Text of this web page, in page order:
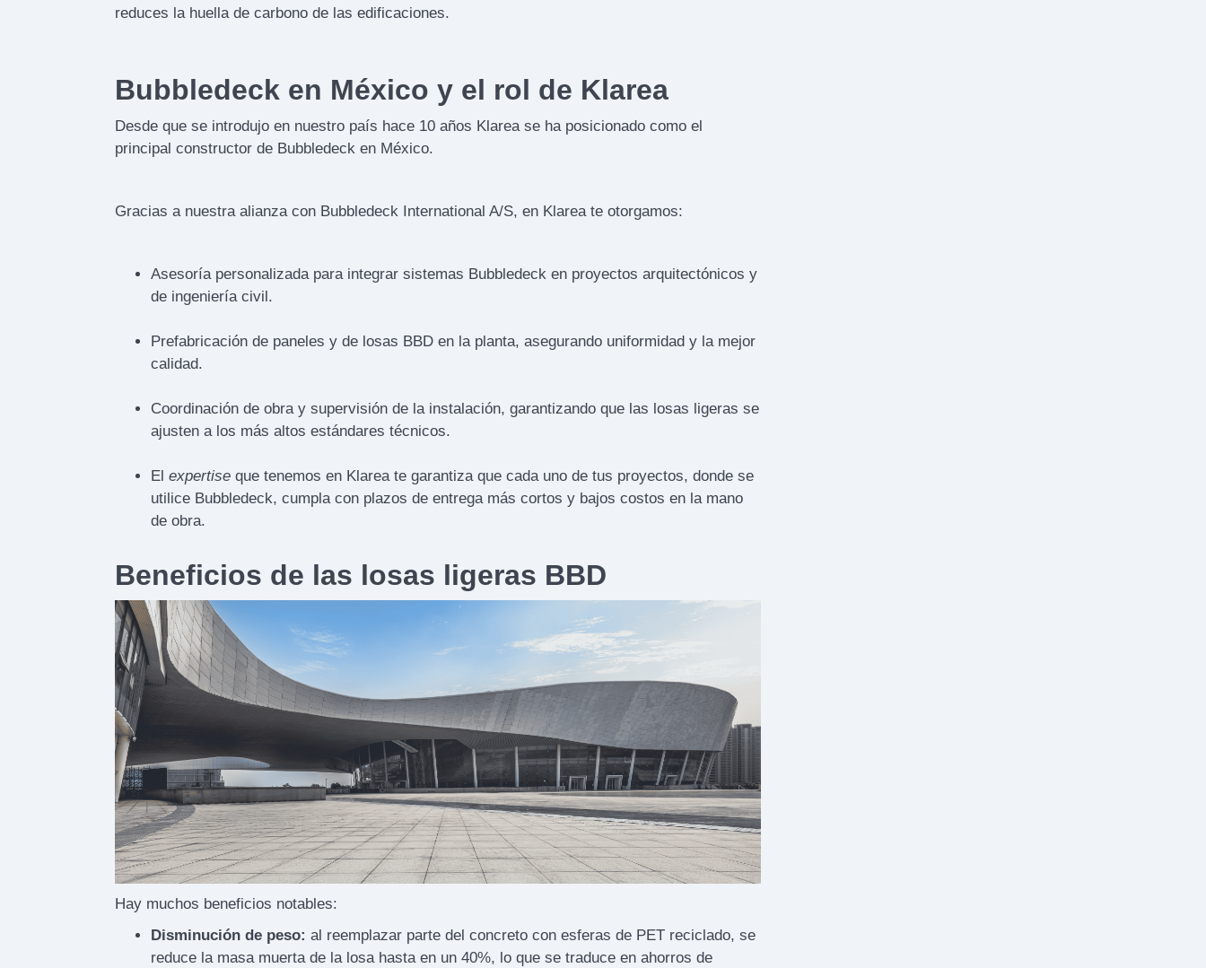
reduces la huella de carbono de las edificaciones.
Bubbledeck en México y el rol de Klarea
Desde que se introdujo en nuestro país hace 10 años Klarea se ha posicionado como el
principal constructor de Bubbledeck en México.
Gracias a nuestra alianza con Bubbledeck International A/S, en Klarea te otorgamos:
Asesoría personalizada para integrar sistemas Bubbledeck en proyectos arquitectónicos y
de ingeniería civil.
Prefabricación de paneles y de losas BBD en la planta, asegurando uniformidad y la mejor
calidad.
Coordinación de obra y supervisión de la instalación, garantizando que las losas ligeras se
ajusten a los más altos estándares técnicos.
El expertise que tenemos en Klarea te garantiza que cada uno de tus proyectos, donde se
utilice Bubbledeck, cumpla con plazos de entrega más cortos y bajos costos en la mano
de obra.
Beneficios de las losas ligeras BBD
Hay muchos beneficios notables:
Disminución de peso: al reemplazar parte del concreto con esferas de PET reciclado, se
reduce la masa muerta de la losa hasta en un 40%, lo que se traduce en ahorros de